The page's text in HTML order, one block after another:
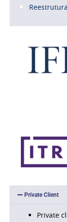
Private Client
Private